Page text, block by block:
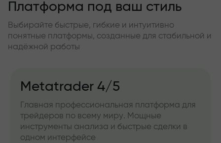
Платформа под ваш стиль
Выбирайте быстрые, гибкие и интуитивно
понятные платформы, созданные для стабильной и
надёжной работы
Metatrader 4/5
Главная профессиональная платформа для
трейдеров по всему миру. Мощные
инструменты анализа и быстрые сделки в
одном интерфейсе